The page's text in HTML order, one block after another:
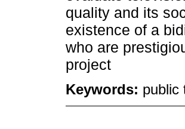
quality and its
existence of a
who are
project
Keywords: public